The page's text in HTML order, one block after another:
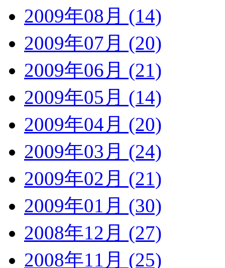
2009年08月 (14)
2009年07月 (20)
2009年06月 (21)
2009年05月 (14)
2009年04月 (20)
2009年03月 (24)
2009年02月 (21)
2009年01月 (30)
2008年12月 (27)
2008年11月 (25)